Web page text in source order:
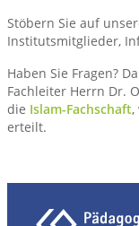
Stöbern Sie auf
Institutsmitglieder,
Haben Sie Fragen?
Fachleiter Herrn Dr.
die Islam-Fachschaft
erteilt.